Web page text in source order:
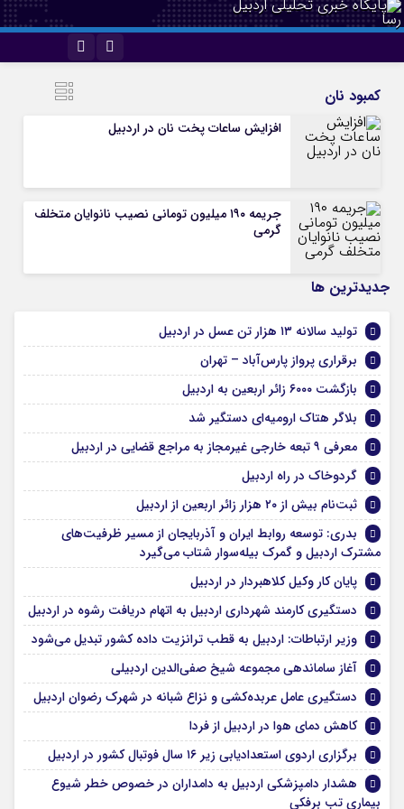
کمبود نان
افزایش ساعات پخت نان در اردبیل
جریمه ۱۹۰ میلیون تومانی نصیب نانوایان متخلف
گرمی
جديدترين ها
تولید سالانه ۱۳ هزار تن عسل در اردبیل
برقراری پرواز پارس‌آباد – تهران
بازگشت ۶۰۰۰ زائر اربعین به اردبیل
بلاگر هتاک ارومیه‌ای دستگیر شد
معرفی ۹ تبعه خارجی غیرمجاز به مراجع قضایی در اردبیل
گردوخاک در راه اردبیل
ثبت‌نام بیش از ۲۰ هزار زائر اربعین از اردبیل
بدری: توسعه روابط ایران و آذربایجان از مسیر ظرفیت‌های
مشترک اردبیل و گمرک بیله‌سوار شتاب می‌گیرد
پایان کار وکیل کلاهبردار در اردبیل
دستگیری کارمند شهرداری اردبیل به اتهام دریافت رشوه در اردبیل
وزیر ارتباطات: اردبیل به قطب ترانزیت داده کشور تبدیل می‌شود
آغاز ساماندهی مجموعه شیخ صفی‌الدین اردبیلی
دستگیری عامل عربده‌کشی و نزاع شبانه در شهرک رضوان اردبیل
کاهش دمای هوا در اردبیل از فردا
برگزاری اردوی استعدادیابی زیر ۱۶ سال فوتبال کشور در اردبیل
هشدار دامپزشکی اردبیل به دامداران در خصوص خطر شیوع
بیماری تب برفکی